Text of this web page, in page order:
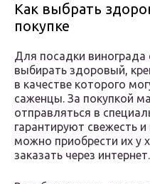
Как выбрать
покупке
Для посадки
выбирать здоровый,
в качестве которого
саженцы. За покупкой
отправляться в
гарантируют свежесть
можно приобрести их у
заказать через интернет.